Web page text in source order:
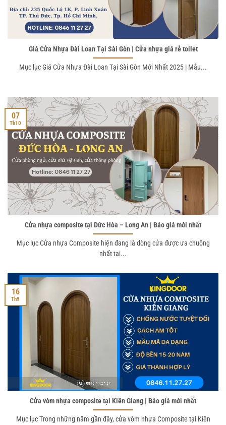
Giá Cửa Nhựa Đài Loan Tại Sài Gòn | Cửa nhựa giá rẻ toilet
Mục lục Giá Cửa Nhựa Đài Loan Tại Sài Gòn Mới Nhất 2025 | Mẫu...
Cửa nhựa composite tại Đức Hòa – Long An | Báo giá mới nhất
Mục lục Cửa nhựa Composite hiện đang là dòng cửa được ưa chuộng
nhất tại...
07
Th10
Cửa vòm nhựa composite tại Kiên Giang | Báo giá mới nhất
Mục lục Trong những năm gần đây, cửa vòm nhựa Composite tại Kiên
16
Th9